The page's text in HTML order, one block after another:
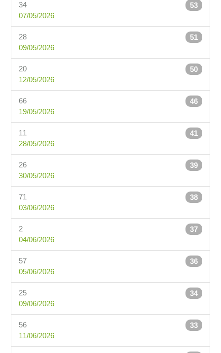
53
34
07/05/2026
51
28
09/05/2026
50
20
12/05/2026
46
66
19/05/2026
41
11
28/05/2026
39
26
30/05/2026
38
71
03/06/2026
37
2
04/06/2026
36
57
05/06/2026
34
25
09/06/2026
33
56
11/06/2026